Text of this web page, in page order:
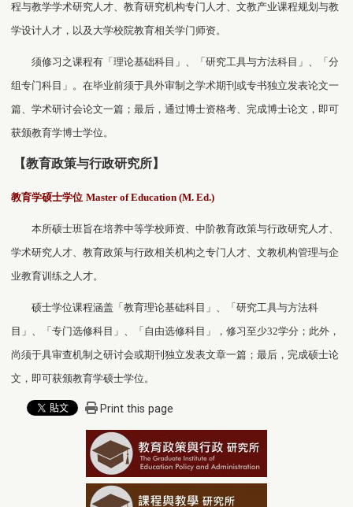
程与教学学术研究人才、教育研究机构专门人才、文教产业课程规划与教
学设计人才，以及大学校院教育相关学门师资。
须修习之课程有「理论基础科目」、「研究工具与方法科目」、「分
组专门科目」。在毕业前须于具外审制之学术期刊或专书独立发表论文一
篇、学术研讨会论文一篇；最后，通过博士资格考、完成博士论文，即可
获颁教育学博士学位。
【教育政策与行政研究所】
教育学硕士学位Master of Education (M. Ed.)
本所硕士班旨在培养中等学校师资、中阶教育政策与行政研究人才、
学术研究人才、教育政策与行政相关机构之专门人才、文教机构管理与企
业教育训练之人才。
硕士学位课程涵盖「教育理论基础科目」、「研究工具与方法科
目」、「专门选修科目」、「自由选修科目」，修习至少32学分；此外，
尚须于具审查机制之研讨会或期刊独立发表文章一篇；最后，完成硕士论
文，即可获颁教育学硕士学位。
Print this page